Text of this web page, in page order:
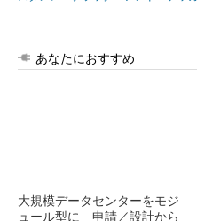
あなたにおすすめ
大規模データセンターをモジ
ュール型に 申請／設計から